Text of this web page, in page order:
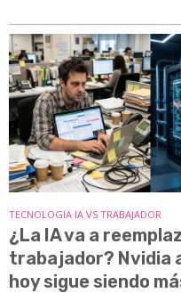
TECNOLOGIA IA VS TRABAJADOR
¿La IA va a
trabajador? Nvidia
hoy sigue siendo